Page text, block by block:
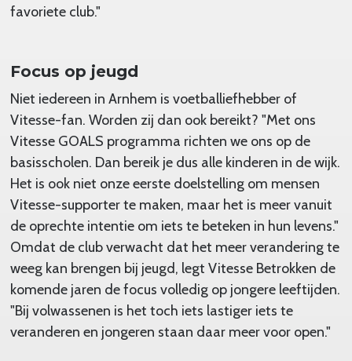
favoriete club."
Focus op jeugd
Niet iedereen in Arnhem is voetballiefhebber of
Vitesse-fan. Worden zij dan ook bereikt? "Met ons
Vitesse GOALS programma richten we ons op de
basisscholen. Dan bereik je dus alle kinderen in de wijk.
Het is ook niet onze eerste doelstelling om mensen
Vitesse-supporter te maken, maar het is meer vanuit
de oprechte intentie om iets te beteken in hun levens."
Omdat de club verwacht dat het meer verandering te
weeg kan brengen bij jeugd, legt Vitesse Betrokken de
komende jaren de focus volledig op jongere leeftijden.
"Bij volwassenen is het toch iets lastiger iets te
veranderen en jongeren staan daar meer voor open."